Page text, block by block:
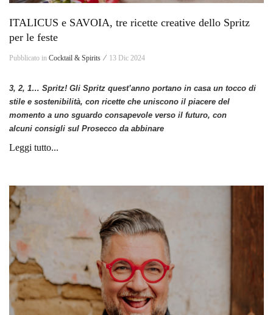
ITALICUS e SAVOIA, tre ricette creative dello Spritz
per le feste
Pubblicato in Cocktail & Spirits ⁄ 13 Dic 2024
3, 2, 1… Spritz! Gli Spritz quest’anno portano in casa un tocco di
stile e sostenibilità, con ricette che uniscono il piacere del
momento a uno sguardo consapevole verso il futuro, con
alcuni consigli sul Prosecco da abbinare
Leggi tutto...